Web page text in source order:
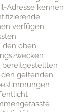
Adresse kennen
verfügen.
den oben
geltenden